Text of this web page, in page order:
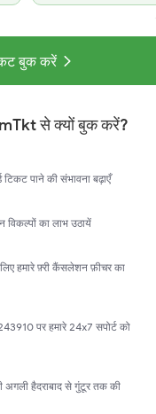
बुक करें
से क्यों बुक करें?
पाने की संभावना बढ़ाएँ
का लाभ उठायें
हमारे फ़्री कैंसलेशन फ़ीचर का
पर हमारे 24x7 सपोर्ट को
हैदराबाद से गुंटूर तक की